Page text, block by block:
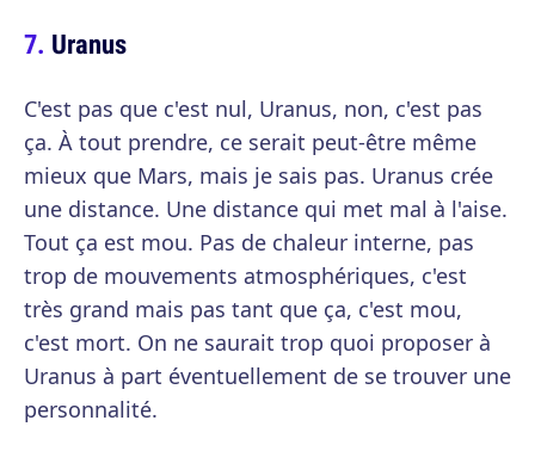
Uranus
C'est pas que c'est nul, Uranus, non, c'est pas
ça. À tout prendre, ce serait peut-être même
mieux que Mars, mais je sais pas. Uranus crée
une distance. Une distance qui met mal à l'aise.
Tout ça est mou. Pas de chaleur interne, pas
trop de mouvements atmosphériques, c'est
très grand mais pas tant que ça, c'est mou,
c'est mort. On ne saurait trop quoi proposer à
Uranus à part éventuellement de se trouver une
personnalité.